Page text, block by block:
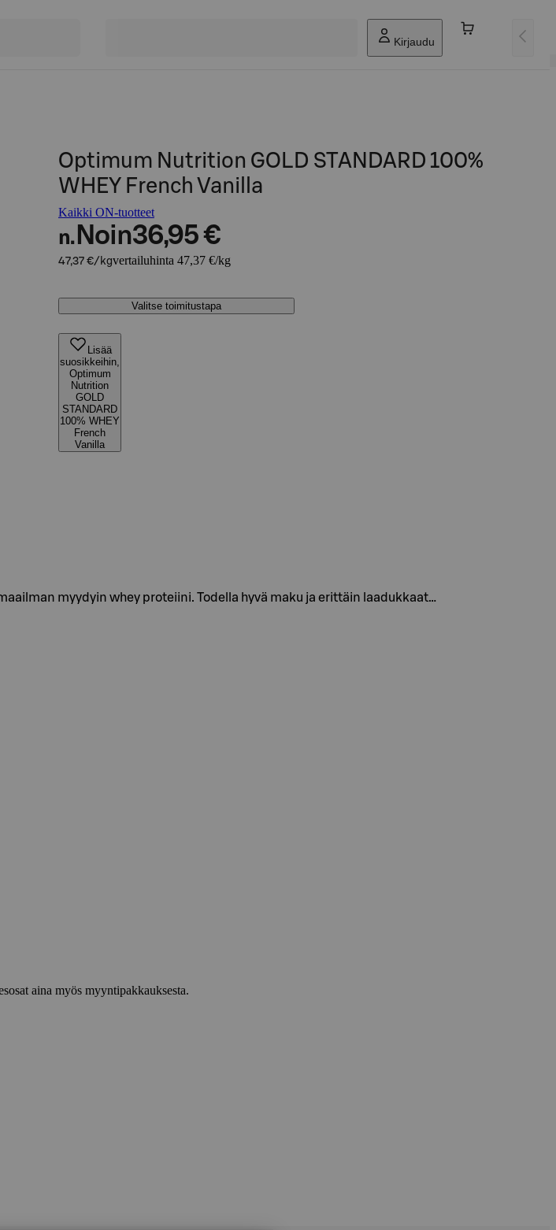
Kirjaudu
Optimum Nutrition GOLD STANDARD 100%
WHEY French Vanilla
Kaikki ON-tuotteet
n. Noin36,95 €
47,37 €/kgvertailuhinta 47,37 €/kg
Valitse toimitustapa
Lisää
suosikkeihin,
Optimum
Nutrition
GOLD
STANDARD
100% WHEY
French
Vanilla
myydyin whey proteiini. Todella hyvä maku ja erittäin laadukkaat…
aina myös myyntipakkauksesta.